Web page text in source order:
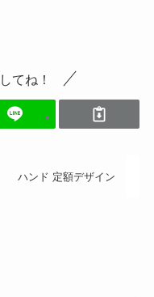
てね！
ハンド 定額デザイン